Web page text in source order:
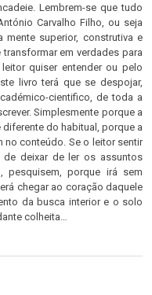
Lembrem-se que tudo
Carvalho Filho, ou seja
superior, construtiva e
em verdades para
quiser entender ou pelo
livro terá que se despojar,
cientifico, de toda a
Simplesmente porque a
do habitual, porque a
no conteúdo. Se o leitor sentir
de deixar de ler os assuntos
pesquisem, porque irá sem
chegar ao coração daquele
da busca interior e o solo
colheita…